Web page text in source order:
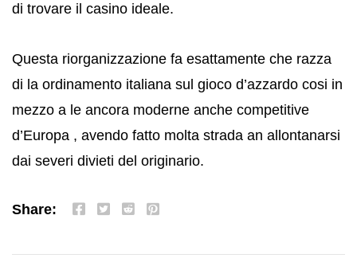
di trovare il casino ideale.
Questa riorganizzazione fa esattamente che razza
di la ordinamento italiana sul gioco d’azzardo cosi in
mezzo a le ancora moderne anche competitive
d’Europa , avendo fatto molta strada an allontanarsi
dai severi divieti del originario.
Share: